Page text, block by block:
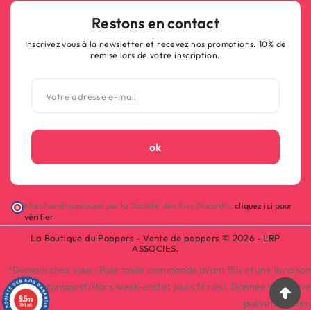
Restons en contact
Inscrivez vous à la newsletter et recevez nos promotions. 10% de
remise lors de votre inscription.
ok
Marchand approuvé par la Société des Avis Garantis,cliquez ici pour
vérifier.
La Boutique du Poppers - Vente de poppers © 2026 - LRP
ASSOCIES.
*Demain chez vous : Pour toute commande avant 15h et une livraison
par Chronopost (Hors week-end et jours fériés). Donnée indicative
pouvant varier.
9.5/10
7041 avis